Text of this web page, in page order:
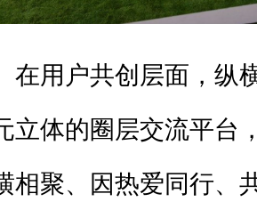
用户共创层面，纵横
立体的圈层交流平台
相聚、因热爱同行、